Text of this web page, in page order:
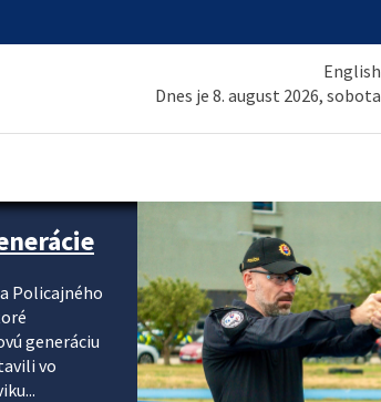
English
Dnes je 8. august 2026, sobota
Policajného
generáciu
vo